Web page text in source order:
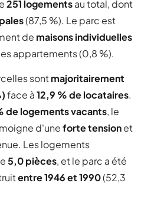
251 logementsau total, dont
(87,5 %). Le parc est
de maisons individuelles
appartements (0,8 %).
sontmajoritairement
face à12,9 % de locataires.
de logements vacants, le
d'uneforte tensionet
Les logements
5,0 pièces, et le parc a été
entre 1946 et 1990(52,3